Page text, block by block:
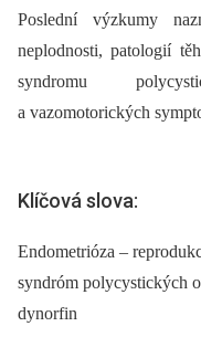
Poslední výzkumy
neplodnosti, patologií
syndromu
a vazomotorických
Klíčová slova:
Endometrióza –
syndróm polycystických
dynorfin